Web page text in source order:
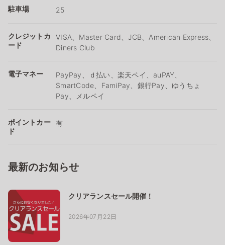
駐車場 25
クレジットカ
ード
VISA、Master Card、JCB、American Express、
Diners Club
電子マネー
PayPay、ｄ払い、楽天ペイ、auPAY、
SmartCode、FamiPay、銀行Pay、ゆうちょ
Pay、メルペイ
ポイントカー
ド
有
最新のお知らせ
クリアランスセール開催！
2026年07月22日